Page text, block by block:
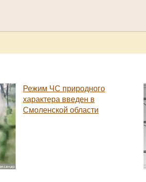
Режим ЧС природного
характера введен в
Смоленской области